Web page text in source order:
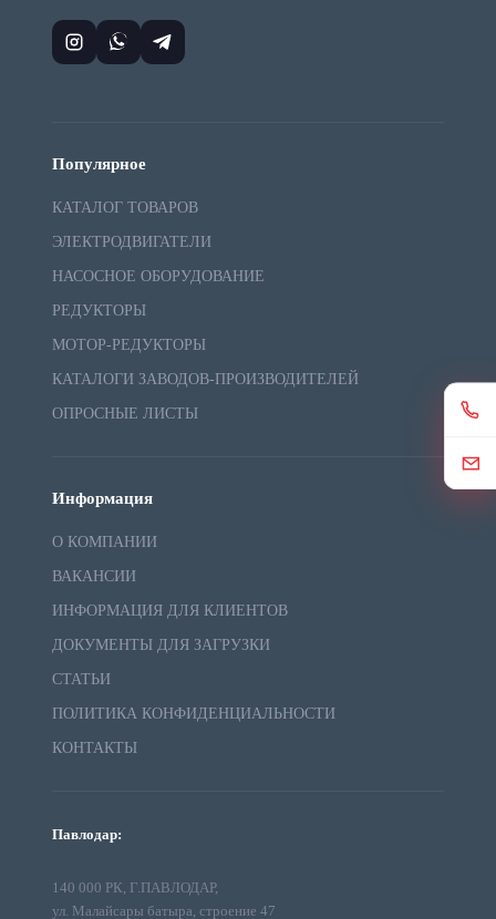
Популярное
КАТАЛОГ ТОВАРОВ
ЭЛЕКТРОДВИГАТЕЛИ
НАСОСНОЕ ОБОРУДОВАНИЕ
РЕДУКТОРЫ
МОТОР-РЕДУКТОРЫ
КАТАЛОГИ ЗАВОДОВ-ПРОИЗВОДИТЕЛЕЙ
ОПРОСНЫЕ ЛИСТЫ
Информация
О КОМПАНИИ
ВАКАНСИИ
ИНФОРМАЦИЯ ДЛЯ КЛИЕНТОВ
ДОКУМЕНТЫ ДЛЯ ЗАГРУЗКИ
СТАТЬИ
ПОЛИТИКА КОНФИДЕНЦИАЛЬНОСТИ
КОНТАКТЫ
Павлодар:
140 000 РК, Г.ПАВЛОДАР,
ул. Малайсары батыра, строение 47